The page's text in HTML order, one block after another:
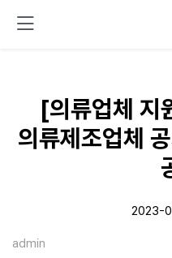
[의류업체
의류제조업체
2023-
admin